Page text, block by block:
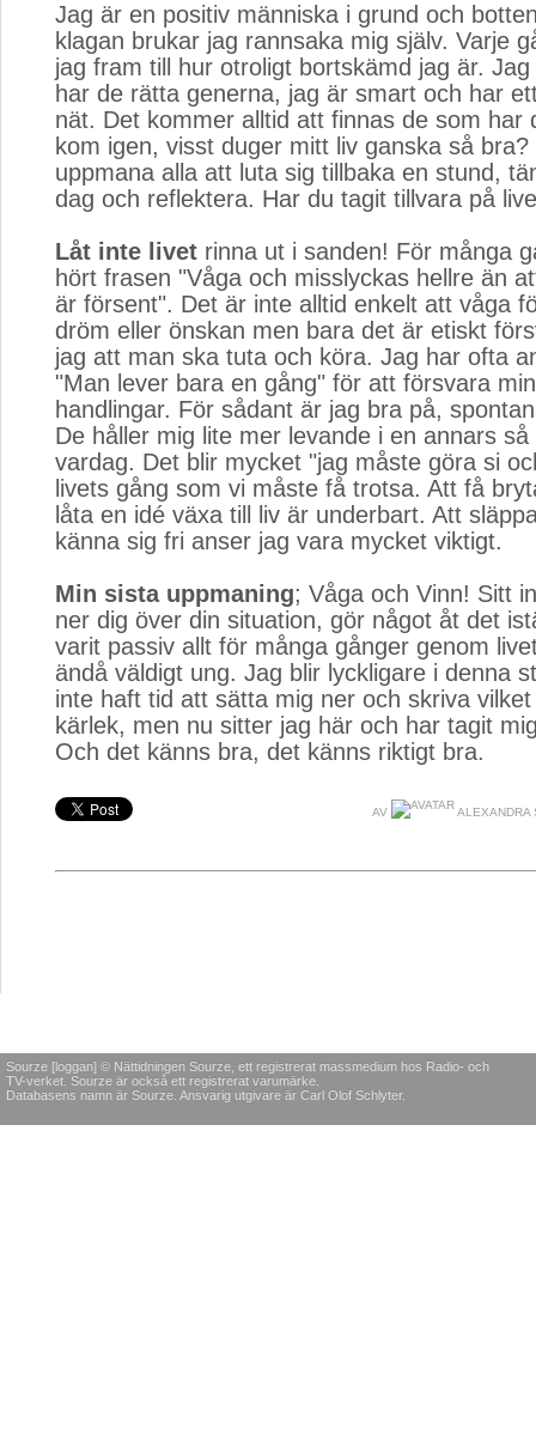
Jag är en positiv människa i grund och
klagan brukar jag rannsaka mig själv. Varje
jag fram till hur otroligt bortskämd jag är.
har de rätta generna, jag är smart och har
nät. Det kommer alltid att finnas de som har
kom igen, visst duger mitt liv ganska så bra?
uppmana alla att luta sig tillbaka en stund,
dag och reflektera. Har du tagit tillvara på
Låt inte livet rinna ut i sanden! För många
hört frasen "Våga och misslyckas hellre än
är försent". Det är inte alltid enkelt att våga
dröm eller önskan men bara det är etiskt
jag att man ska tuta och köra. Jag har ofta
"Man lever bara en gång" för att försvara
handlingar. För sådant är jag bra på,
De håller mig lite mer levande i en annars
vardag. Det blir mycket "jag måste göra si
livets gång som vi måste få trotsa. Att få
låta en idé växa till liv är underbart. Att
känna sig fri anser jag vara mycket viktigt.
Min sista uppmaning; Våga och Vinn! Sitt
ner dig över din situation, gör något åt det
varit passiv allt för många gånger genom
ändå väldigt ung. Jag blir lyckligare i denna
inte haft tid att sätta mig ner och skriva
kärlek, men nu sitter jag här och har tagit
Och det känns bra, det känns riktigt bra.
AV ALEXANDRA
Sourze [loggan] © Nättidningen Sourze, ett registrerat massmedium hos Radio- och
TV-verket. Sourze är också ett registrerat varumärke.
Databasens namn är Sourze. Ansvarig utgivare är Carl Olof Schlyter.